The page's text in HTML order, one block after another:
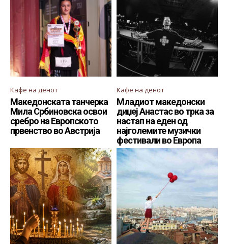
Кафе на денот
Македонската танчерка
Мила Србиновска освои
сребро на Европското
првенство во Австрија
Кафе на денот
Младиот македонски
диџеј Анастас во трка за
настап на еден од
најголемите музички
фестивали во Европа